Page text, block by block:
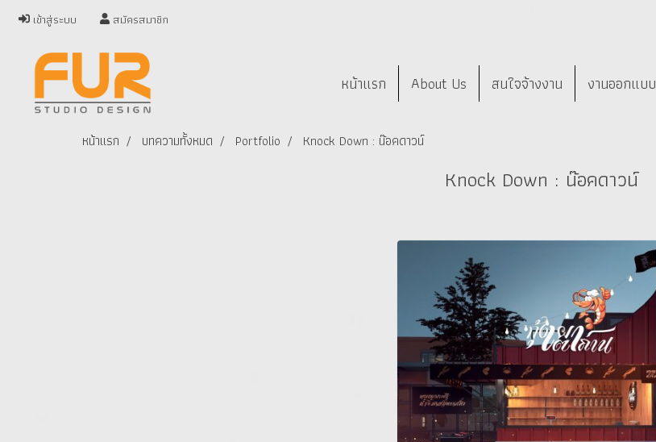
เข้าสู่ระบบ สมัครสมาชิก
หน้าแรก About Us สนใจจ้างงาน งานออกแบบ
หน้าแรก บทความทั้งหมด Portfolio Knock Down : น๊อคดาวน์
Knock Down : น๊อคดาวน์